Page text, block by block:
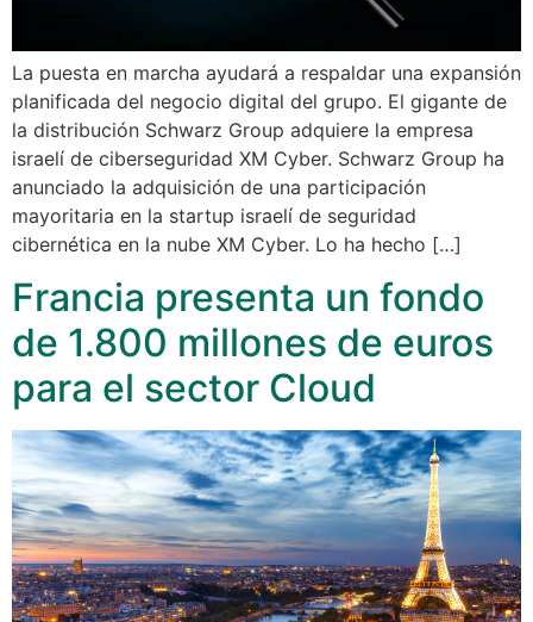
La puesta en marcha ayudará a respaldar una expansión
planificada del negocio digital del grupo. El gigante de
la distribución Schwarz Group adquiere la empresa
israelí de ciberseguridad XM Cyber. Schwarz Group ha
anunciado la adquisición de una participación
mayoritaria en la startup israelí de seguridad
cibernética en la nube XM Cyber. Lo ha hecho […]
Francia presenta un fondo
de 1.800 millones de euros
para el sector Cloud